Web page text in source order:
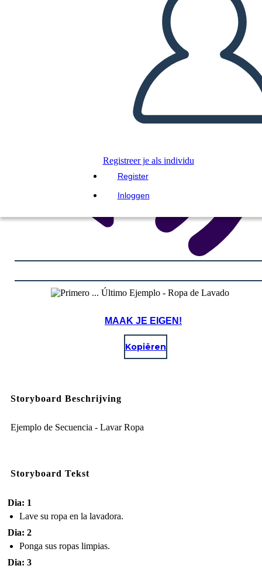
Registreer je als individu
Register
Inloggen
LEES MIJ VOOR
MAAK JE EIGEN!
Kopiëren
Storyboard Beschrijving
Ejemplo de Secuencia - Lavar Ropa
Storyboard Tekst
Dia: 1
Lave su ropa en la lavadora.
Dia: 2
Ponga sus ropas limpias.
Dia: 3